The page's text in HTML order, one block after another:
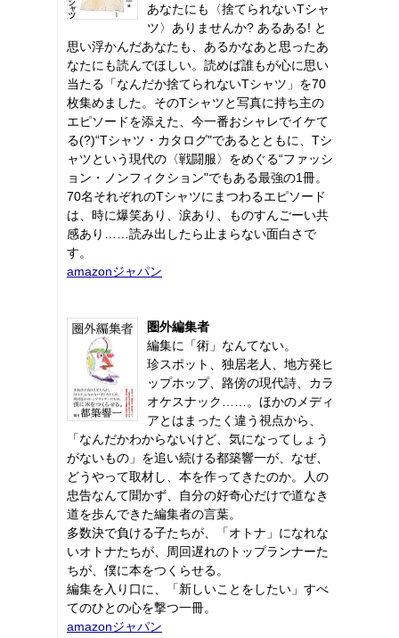
あなたにも〈捨てられないTシャ
ツ〉ありませんか? あるある! と
思い浮かんだあなたも、あるかなあと思ったあ
なたにも読んでほしい。読めば誰もが心に思い
当たる「なんだか捨てられないTシャツ」を70
枚集めました。そのTシャツと写真に持ち主の
エピソードを添えた、今一番おシャレでイケて
る(?)“Tシャツ・カタログ"であるとともに、Tシ
ャツという現代の〈戦闘服〉をめぐる“ファッシ
ョン・ノンフィクション"でもある最強の1冊。
70名それぞれのTシャツにまつわるエピソード
は、時に爆笑あり、涙あり、ものすんごーい共
感あり……読み出したら止まらない面白さで
す。
amazonジャパン
圏外編集者
編集に「術」なんてない。
珍スポット、独居老人、地方発ヒ
ップホップ、路傍の現代詩、カラ
オケスナック……。ほかのメディ
アとはまったく違う視点から、
「なんだかわからないけど、気になってしょう
がないもの」を追い続ける都築響一が、なぜ、
どうやって取材し、本を作ってきたのか。人の
忠告なんて聞かず、自分の好奇心だけで道なき
道を歩んできた編集者の言葉。
多数決で負ける子たちが、「オトナ」になれな
いオトナたちが、周回遅れのトップランナーた
ちが、僕に本をつくらせる。
編集を入り口に、「新しいことをしたい」すべ
てのひとの心を撃つ一冊。
amazonジャパン